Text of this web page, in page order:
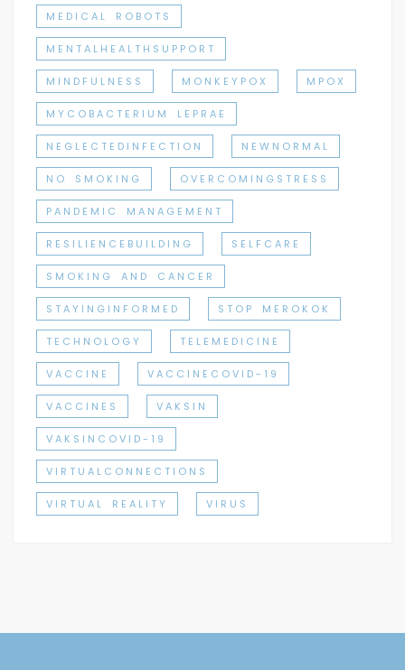
MEDICAL ROBOTS
MENTALHEALTHSUPPORT
MINDFULNESS MONKEYPOX MPOX
MYCOBACTERIUM LEPRAE
NEGLECTEDINFECTION NEWNORMAL
NO SMOKING OVERCOMINGSTRESS
PANDEMIC MANAGEMENT
RESILIENCEBUILDING SELFCARE
SMOKING AND CANCER
STAYINGINFORMED STOP MEROKOK
TECHNOLOGY TELEMEDICINE
VACCINE VACCINECOVID-19
VACCINES VAKSIN
VAKSINCOVID-19
VIRTUALCONNECTIONS
VIRTUAL REALITY VIRUS